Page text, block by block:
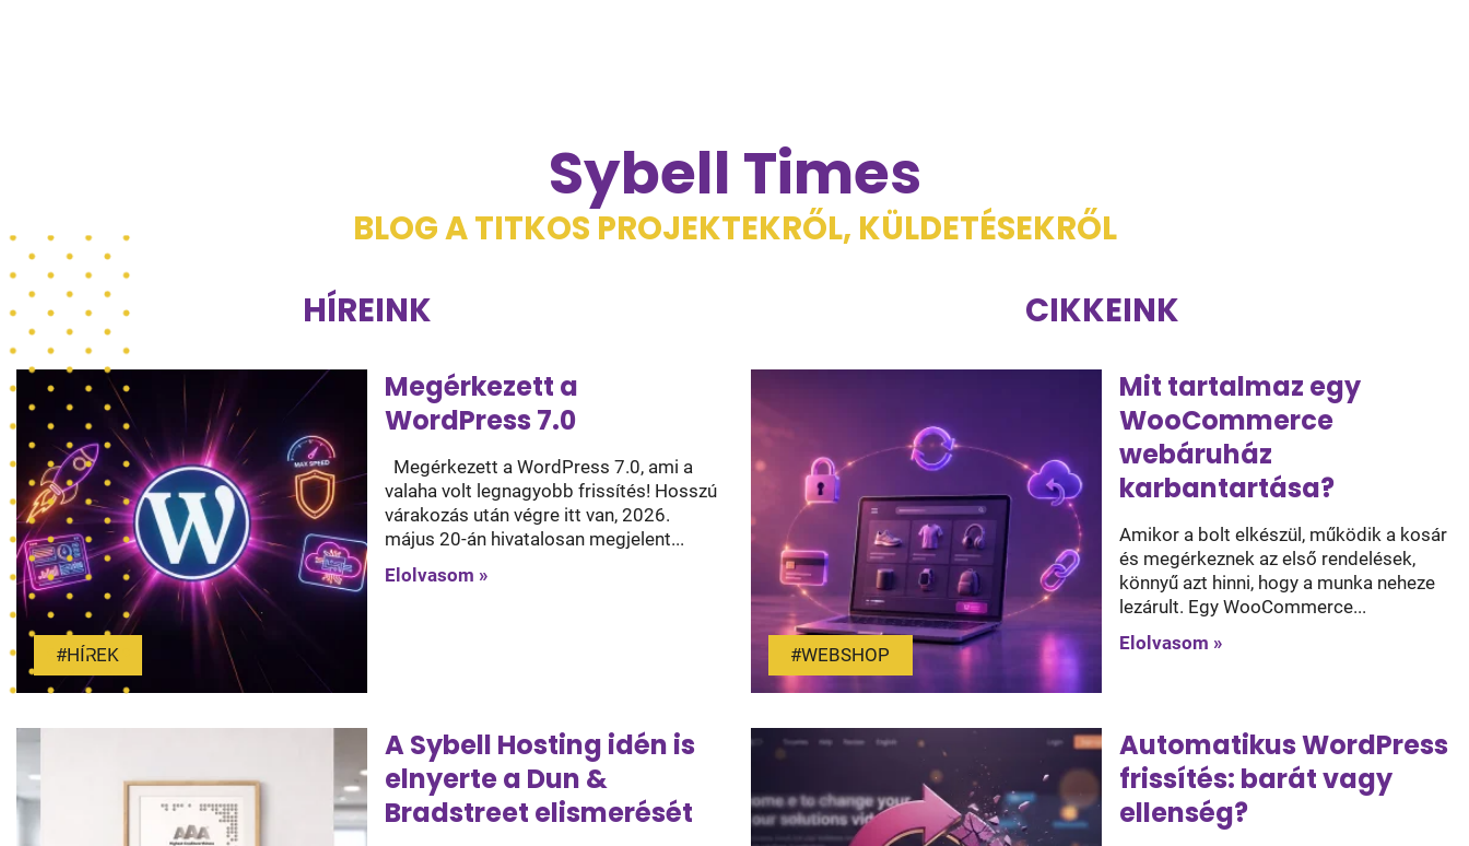
Sybell Times
BLOG A TITKOS PROJEKTEKRŐL, KÜLDETÉSEKRŐL
HÍREINK
#HÍREK
Megérkezett a
WordPress 7.0
Megérkezett a WordPress 7.0, ami a
valaha volt legnagyobb frissítés! Hosszú
várakozás után végre itt van, 2026.
május 20-án hivatalosan megjelent...
Elolvasom »
A Sybell Hosting idén is
elnyerte a Dun &
Bradstreet elismerését
CIKKEINK
#WEBSHOP
Mit tartalmaz egy
WooCommerce
webáruház
karbantartása?
Amikor a bolt elkészül, működik a kosár
és megérkeznek az első rendelések,
könnyű azt hinni, hogy a munka neheze
lezárult. Egy WooCommerce...
Elolvasom »
Automatikus WordPress
frissítés: barát vagy
ellenség?